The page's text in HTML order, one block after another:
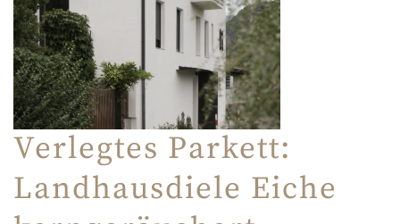
Verlegtes Parkett:
Landhausdiele Eiche